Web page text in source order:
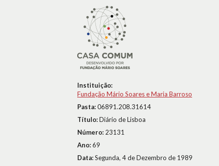
Instituição:
Fundação Mário Soares e Maria Barroso
Pasta:06891.208.31614
Título:Diário de Lisboa
Número: 23131
Ano:69
Data:Segunda, 4 de Dezembro de 1989